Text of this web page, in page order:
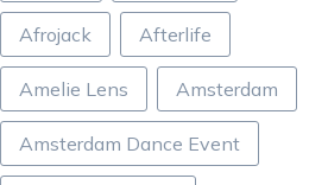
Afrojack Afterlife
Amelie Lens Amsterdam
Amsterdam Dance Event